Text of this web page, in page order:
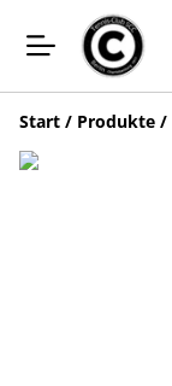
Start / Produkte /